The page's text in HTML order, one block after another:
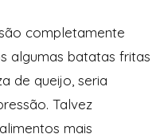
completamente
algumas batatas fritas
de queijo, seria
Talvez
mais